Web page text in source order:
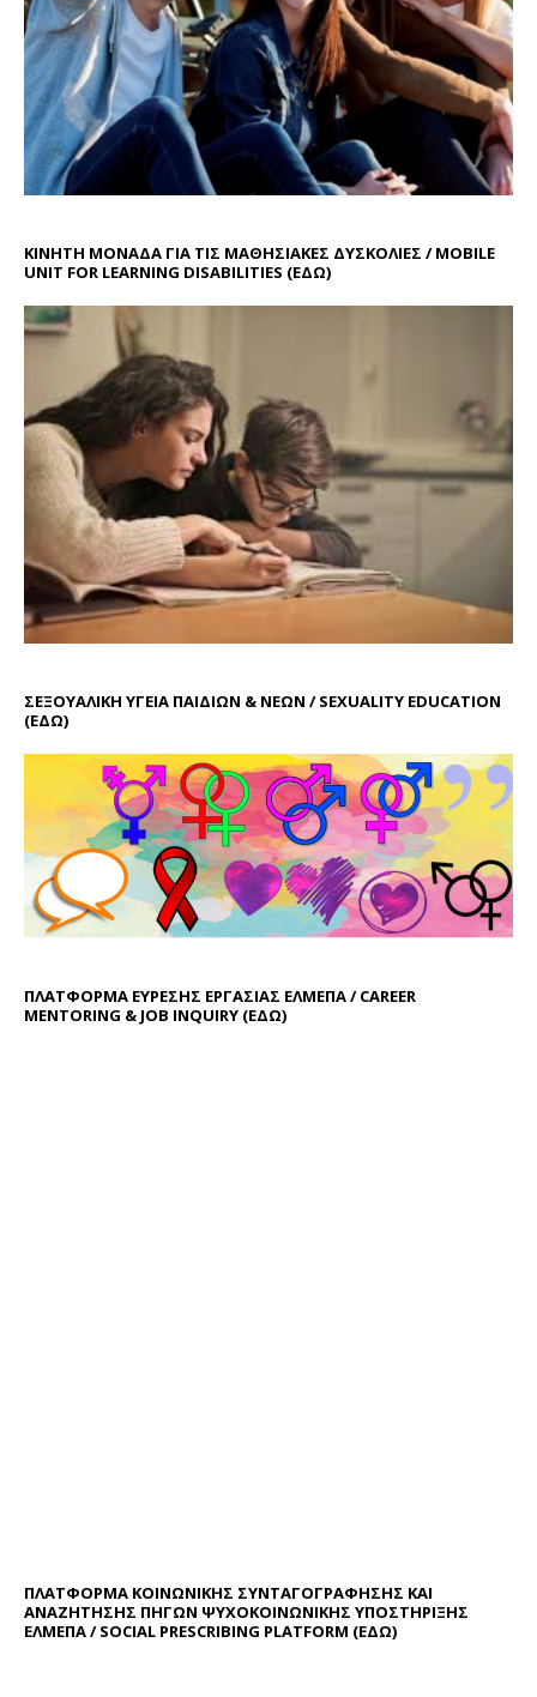
ΚΙΝΗΤΗ ΜΟΝΑΔΑ ΓΙΑ ΤΙΣ ΜΑΘΗΣΙΑΚΕΣ ΔΥΣΚΟΛΙΕΣ / MOBILE
UNIT FOR LEARNING DISABILITIES (ΕΔΩ)
ΣΕΞΟΥΑΛΙΚΗ ΥΓΕΙΑ ΠΑΙΔΙΩΝ & ΝΕΩΝ / SEXUALITY EDUCATION
(ΕΔΩ)
ΠΛΑΤΦΟΡΜΑ ΕΥΡΕΣΗΣ ΕΡΓΑΣΙΑΣ ΕΛΜΕΠΑ / CAREER
MENTORING & JOB INQUIRY (ΕΔΩ)
ΠΛΑΤΦΟΡΜΑ ΚΟΙΝΩΝΙΚΗΣ ΣΥΝΤΑΓΟΓΡΑΦΗΣΗΣ ΚΑΙ
ΑΝΑΖΗΤΗΣΗΣ ΠΗΓΩΝ ΨΥΧΟΚΟΙΝΩΝΙΚΗΣ ΥΠΟΣΤΗΡΙΞΗΣ
ΕΛΜΕΠΑ / SOCIAL PRESCRIBING PLATFORM (ΕΔΩ)